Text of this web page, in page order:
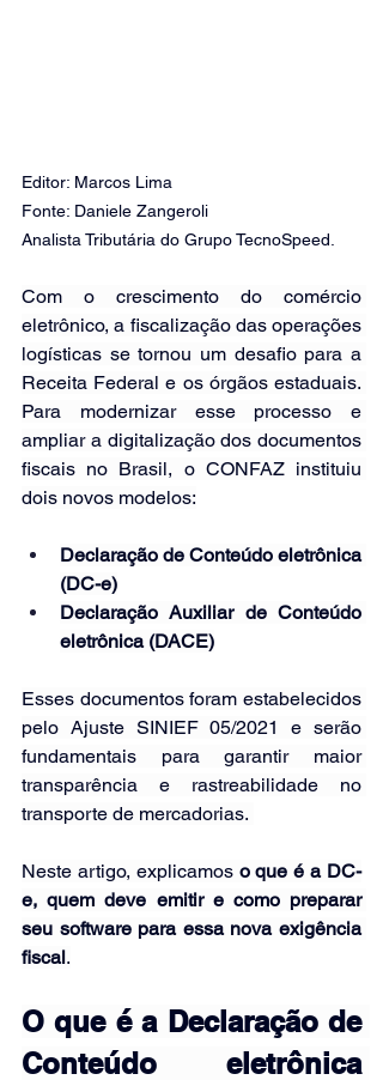
Editor: Marcos Lima
Fonte: Daniele Zangeroli
Analista Tributária do Grupo TecnoSpeed.
Com o crescimento do comércio
eletrônico, a fiscalização das operações
logísticas se tornou um desafio para a
Receita Federal e os órgãos estaduais.
Para modernizar esse processo e
ampliar a digitalização dos documentos
fiscais no Brasil, o CONFAZ instituiu
dois novos modelos:
Declaração de Conteúdo eletrônica
(DC-e)
Declaração Auxiliar de Conteúdo
eletrônica (DACE)
Esses documentos foram estabelecidos
pelo Ajuste SINIEF 05/2021 e serão
fundamentais para garantir maior
transparência e rastreabilidade no
transporte de mercadorias.
Neste artigo, explicamos o que é a DC-
e, quem deve emitir e como preparar
seu software para essa nova exigência
fiscal.
O que é a Declaração de
Conteúdo eletrônica